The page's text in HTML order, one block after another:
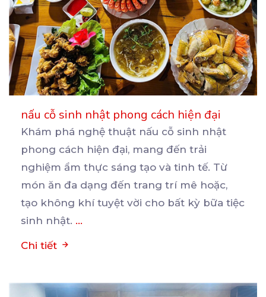
nấu cỗ sinh nhật phong cách hiện đại
Khám phá nghệ thuật nấu cỗ sinh nhật
phong cách hiện đại, mang đến trải
nghiệm ẩm thực sáng tạo và tinh tế. Từ
món ăn đa dạng đến trang trí mê hoặc,
tạo không khí tuyệt vời cho bất kỳ bữa tiệc
sinh nhật. ...
Chi tiết